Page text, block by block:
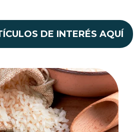
DE INTERÉS AQUÍ